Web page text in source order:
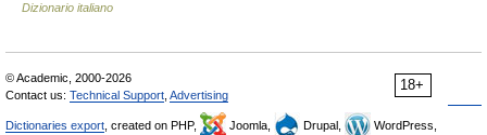
Dizionario italiano
18+
© Academic, 2000-2026
Contact us: Technical Support Advertising
Dictionaries export , created on PHP, Joomla, Drupal,
WordPress,